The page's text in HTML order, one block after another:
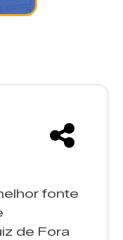
fonte
de Fora